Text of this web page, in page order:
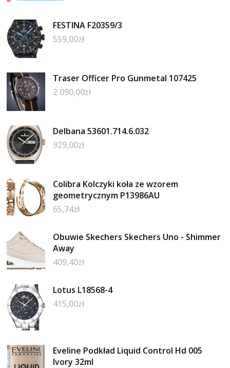
FESTINA F20359/3
559,00zł
Traser Officer Pro Gunmetal 107425
2 090,00zł
Delbana 53601.714.6.032
929,00zł
Colibra Kolczyki koła ze wzorem
geometrycznym P13986AU
65,74zł
Obuwie Skechers Skechers Uno - Shimmer
Away
409,40zł
Lotus L18568-4
415,00zł
Eveline Podkład Liquid Control Hd 005
Ivory 32ml